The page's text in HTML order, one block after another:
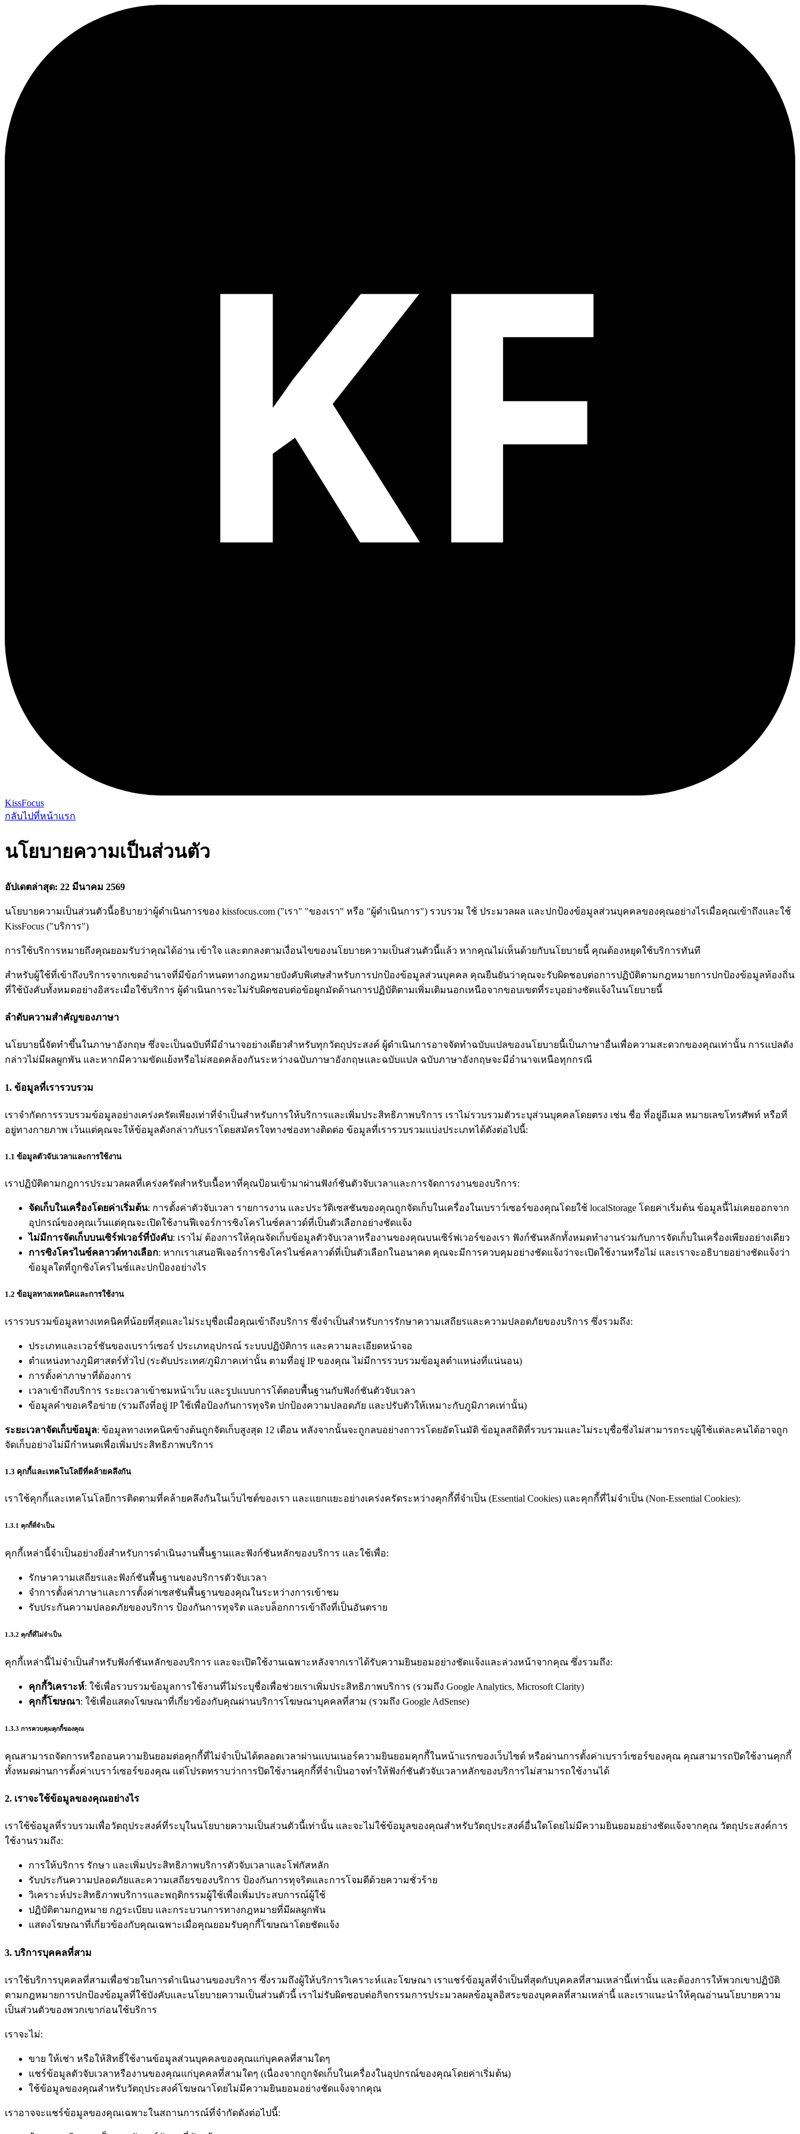
KissFocus
กลับไปที่หน้าแรก
นโยบายความเป็นส่วนตัว
อัปเดตล่าสุด: 22 มีนาคม 2569
นโยบายความเป็นส่วนตัวนี้อธิบายว่าผู้ดำเนินการของ kissfocus.com ("เรา" "ของเรา" หรือ "ผู้ดำเนินการ") รวบรวม ใช้ ประมวลผล และปกป้องข้อมูลส่วนบุคคลของคุณอย่างไรเมื่อคุณเข้าถึงและใช้
KissFocus ("บริการ")
การใช้บริการหมายถึงคุณยอมรับว่าคุณได้อ่าน เข้าใจ และตกลงตามเงื่อนไขของนโยบายความเป็นส่วนตัวนี้แล้ว หากคุณไม่เห็นด้วยกับนโยบายนี้ คุณต้องหยุดใช้บริการทันที
สำหรับผู้ใช้ที่เข้าถึงบริการจากเขตอำนาจที่มีข้อกำหนดทางกฎหมายบังคับพิเศษสำหรับการปกป้องข้อมูลส่วนบุคคล คุณยืนยันว่าคุณจะรับผิดชอบต่อการปฏิบัติตามกฎหมายการปกป้องข้อมูลท้องถิ่น
ที่ใช้บังคับทั้งหมดอย่างอิสระเมื่อใช้บริการ ผู้ดำเนินการจะไม่รับผิดชอบต่อข้อผูกมัดด้านการปฏิบัติตามเพิ่มเติมนอกเหนือจากขอบเขตที่ระบุอย่างชัดแจ้งในนโยบายนี้
ลำดับความสำคัญของภาษา
นโยบายนี้จัดทำขึ้นในภาษาอังกฤษ ซึ่งจะเป็นฉบับที่มีอำนาจอย่างเดียวสำหรับทุกวัตถุประสงค์ ผู้ดำเนินการอาจจัดทำฉบับแปลของนโยบายนี้เป็นภาษาอื่นเพื่อความสะดวกของคุณเท่านั้น การแปลดัง
กล่าวไม่มีผลผูกพัน และหากมีความขัดแย้งหรือไม่สอดคล้องกันระหว่างฉบับภาษาอังกฤษและฉบับแปล ฉบับภาษาอังกฤษจะมีอำนาจเหนือทุกกรณี
1. ข้อมูลที่เรารวบรวม
เราจำกัดการรวบรวมข้อมูลอย่างเคร่งครัดเพียงเท่าที่จำเป็นสำหรับการให้บริการและเพิ่มประสิทธิภาพบริการ เราไม่รวบรวมตัวระบุส่วนบุคคลโดยตรง เช่น ชื่อ ที่อยู่อีเมล หมายเลขโทรศัพท์ หรือที่
อยู่ทางกายภาพ เว้นแต่คุณจะให้ข้อมูลดังกล่าวกับเราโดยสมัครใจทางช่องทางติดต่อ ข้อมูลที่เรารวบรวมแบ่งประเภทได้ดังต่อไปนี้:
1.1 ข้อมูลตัวจับเวลาและการใช้งาน
เราปฏิบัติตามกฎการประมวลผลที่เคร่งครัดสำหรับเนื้อหาที่คุณป้อนเข้ามาผ่านฟังก์ชันตัวจับเวลาและการจัดการงานของบริการ:
จัดเก็บในเครื่องโดยค่าเริ่มต้น: การตั้งค่าตัวจับเวลา รายการงาน และประวัติเซสชันของคุณถูกจัดเก็บในเครื่องในเบราว์เซอร์ของคุณโดยใช้ localStorage โดยค่าเริ่มต้น ข้อมูลนี้ไม่เคยออกจาก
อุปกรณ์ของคุณเว้นแต่คุณจะเปิดใช้งานฟีเจอร์การซิงโครไนซ์คลาวด์ที่เป็นตัวเลือกอย่างชัดแจ้ง
ไม่มีการจัดเก็บบนเซิร์ฟเวอร์ที่บังคับ: เราไม่ ต้องการให้คุณจัดเก็บข้อมูลตัวจับเวลาหรืองานของคุณบนเซิร์ฟเวอร์ของเรา ฟังก์ชันหลักทั้งหมดทำงานร่วมกับการจัดเก็บในเครื่องเพียงอย่างเดียว
การซิงโครไนซ์คลาวด์ทางเลือก: หากเราเสนอฟีเจอร์การซิงโครไนซ์คลาวด์ที่เป็นตัวเลือกในอนาคต คุณจะมีการควบคุมอย่างชัดแจ้งว่าจะเปิดใช้งานหรือไม่ และเราจะอธิบายอย่างชัดแจ้งว่า
ข้อมูลใดที่ถูกซิงโครไนซ์และปกป้องอย่างไร
1.2 ข้อมูลทางเทคนิคและการใช้งาน
เรารวบรวมข้อมูลทางเทคนิคที่น้อยที่สุดและไม่ระบุชื่อเมื่อคุณเข้าถึงบริการ ซึ่งจำเป็นสำหรับการรักษาความเสถียรและความปลอดภัยของบริการ ซึ่งรวมถึง:
ประเภทและเวอร์ชันของเบราว์เซอร์ ประเภทอุปกรณ์ ระบบปฏิบัติการ และความละเอียดหน้าจอ
ตำแหน่งทางภูมิศาสตร์ทั่วไป (ระดับประเทศ/ภูมิภาคเท่านั้น ตามที่อยู่ IP ของคุณ ไม่มีการรวบรวมข้อมูลตำแหน่งที่แน่นอน)
การตั้งค่าภาษาที่ต้องการ
เวลาเข้าถึงบริการ ระยะเวลาเข้าชมหน้าเว็บ และรูปแบบการโต้ตอบพื้นฐานกับฟังก์ชันตัวจับเวลา
ข้อมูลคำขอเครือข่าย (รวมถึงที่อยู่ IP ใช้เพื่อป้องกันการทุจริต ปกป้องความปลอดภัย และปรับตัวให้เหมาะกับภูมิภาคเท่านั้น)
ระยะเวลาจัดเก็บข้อมูล: ข้อมูลทางเทคนิคข้างต้นถูกจัดเก็บสูงสุด 12 เดือน หลังจากนั้นจะถูกลบอย่างถาวรโดยอัตโนมัติ ข้อมูลสถิติที่รวบรวมและไม่ระบุชื่อซึ่งไม่สามารถระบุผู้ใช้แต่ละคนได้อาจถูก
จัดเก็บอย่างไม่มีกำหนดเพื่อเพิ่มประสิทธิภาพบริการ
1.3 คุกกี้และเทคโนโลยีที่คล้ายคลึงกัน
เราใช้คุกกี้และเทคโนโลยีการติดตามที่คล้ายคลึงกันในเว็บไซต์ของเรา และแยกแยะอย่างเคร่งครัดระหว่างคุกกี้ที่จำเป็น (Essential Cookies) และคุกกี้ที่ไม่จำเป็น (Non-Essential Cookies):
1.3.1 คุกกี้ที่จำเป็น
คุกกี้เหล่านี้จำเป็นอย่างยิ่งสำหรับการดำเนินงานพื้นฐานและฟังก์ชันหลักของบริการ และใช้เพื่อ:
รักษาความเสถียรและฟังก์ชันพื้นฐานของบริการตัวจับเวลา
จำการตั้งค่าภาษาและการตั้งค่าเซสชันพื้นฐานของคุณในระหว่างการเข้าชม
รับประกันความปลอดภัยของบริการ ป้องกันการทุจริต และบล็อกการเข้าถึงที่เป็นอันตราย
1.3.2 คุกกี้ที่ไม่จำเป็น
คุกกี้เหล่านี้ไม่จำเป็นสำหรับฟังก์ชันหลักของบริการ และจะเปิดใช้งานเฉพาะหลังจากเราได้รับความยินยอมอย่างชัดแจ้งและล่วงหน้าจากคุณ ซึ่งรวมถึง:
คุกกี้วิเคราะห์: ใช้เพื่อรวบรวมข้อมูลการใช้งานที่ไม่ระบุชื่อเพื่อช่วยเราเพิ่มประสิทธิภาพบริการ (รวมถึง Google Analytics, Microsoft Clarity)
คุกกี้โฆษณา: ใช้เพื่อแสดงโฆษณาที่เกี่ยวข้องกับคุณผ่านบริการโฆษณาบุคคลที่สาม (รวมถึง Google AdSense)
1.3.3 การควบคุมคุกกี้ของคุณ
คุณสามารถจัดการหรือถอนความยินยอมต่อคุกกี้ที่ไม่จำเป็นได้ตลอดเวลาผ่านแบนเนอร์ความยินยอมคุกกี้ในหน้าแรกของเว็บไซต์ หรือผ่านการตั้งค่าเบราว์เซอร์ของคุณ คุณสามารถปิดใช้งานคุกกี้
ทั้งหมดผ่านการตั้งค่าเบราว์เซอร์ของคุณ แต่โปรดทราบว่าการปิดใช้งานคุกกี้ที่จำเป็นอาจทำให้ฟังก์ชันตัวจับเวลาหลักของบริการไม่สามารถใช้งานได้
2. เราจะใช้ข้อมูลของคุณอย่างไร
เราใช้ข้อมูลที่รวบรวมเพื่อวัตถุประสงค์ที่ระบุในนโยบายความเป็นส่วนตัวนี้เท่านั้น และจะไม่ใช้ข้อมูลของคุณสำหรับวัตถุประสงค์อื่นใดโดยไม่มีความยินยอมอย่างชัดแจ้งจากคุณ วัตถุประสงค์การ
ใช้งานรวมถึง:
การให้บริการ รักษา และเพิ่มประสิทธิภาพบริการตัวจับเวลาและโฟกัสหลัก
รับประกันความปลอดภัยและความเสถียรของบริการ ป้องกันการทุจริตและการโจมตีด้วยความชั่วร้าย
วิเคราะห์ประสิทธิภาพบริการและพฤติกรรมผู้ใช้เพื่อเพิ่มประสบการณ์ผู้ใช้
ปฏิบัติตามกฎหมาย กฎระเบียบ และกระบวนการทางกฎหมายที่มีผลผูกพัน
แสดงโฆษณาที่เกี่ยวข้องกับคุณเฉพาะเมื่อคุณยอมรับคุกกี้โฆษณาโดยชัดแจ้ง
3. บริการบุคคลที่สาม
เราใช้บริการบุคคลที่สามเพื่อช่วยในการดำเนินงานของบริการ ซึ่งรวมถึงผู้ให้บริการวิเคราะห์และโฆษณา เราแชร์ข้อมูลที่จำเป็นที่สุดกับบุคคลที่สามเหล่านี้เท่านั้น และต้องการให้พวกเขาปฏิบัติ
ตามกฎหมายการปกป้องข้อมูลที่ใช้บังคับและนโยบายความเป็นส่วนตัวนี้ เราไม่รับผิดชอบต่อกิจกรรมการประมวลผลข้อมูลอิสระของบุคคลที่สามเหล่านี้ และเราแนะนำให้คุณอ่านนโยบายความ
เป็นส่วนตัวของพวกเขาก่อนใช้บริการ
เราจะไม่:
ขาย ให้เช่า หรือให้สิทธิ์ใช้งานข้อมูลส่วนบุคคลของคุณแก่บุคคลที่สามใดๆ
แชร์ข้อมูลตัวจับเวลาหรืองานของคุณแก่บุคคลที่สามใดๆ (เนื่องจากถูกจัดเก็บในเครื่องในอุปกรณ์ของคุณโดยค่าเริ่มต้น)
ใช้ข้อมูลของคุณสำหรับวัตถุประสงค์โฆษณาโดยไม่มีความยินยอมอย่างชัดแจ้งจากคุณ
เราอาจจะแชร์ข้อมูลของคุณเฉพาะในสถานการณ์ที่จำกัดดังต่อไปนี้: